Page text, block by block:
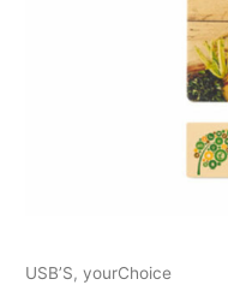
USB’S,yourChoice